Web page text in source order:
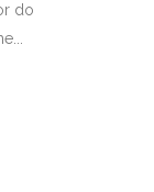
do